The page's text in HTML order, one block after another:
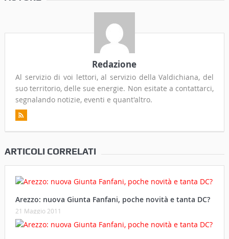
Redazione
Al servizio di voi lettori, al servizio della Valdichiana, del
suo territorio, delle sue energie. Non esitate a contattarci,
segnalando notizie, eventi e quant'altro.
ARTICOLI CORRELATI
Arezzo: nuova Giunta Fanfani, poche novità e tanta DC?
21 Maggio 2011